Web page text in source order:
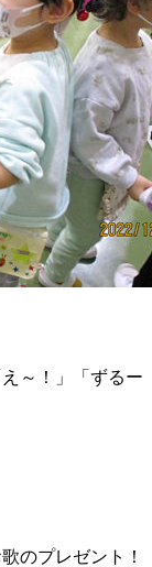
～！」「ずるー
のプレゼント！